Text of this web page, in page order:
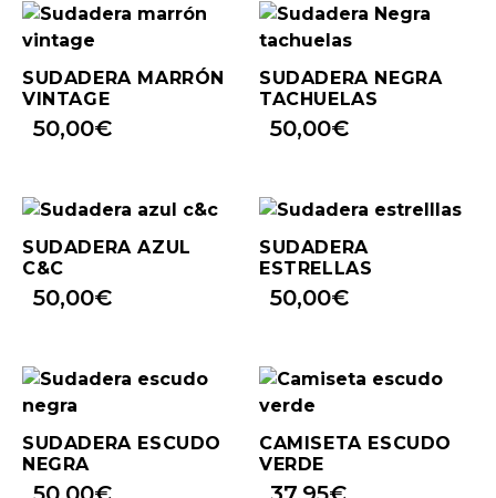
SUDADERA MARRÓN
VINTAGE
50,00€
SUDADERA NEGRA
TACHUELAS
50,00€
SUDADERA AZUL
C&C
50,00€
SUDADERA
ESTRELLAS
50,00€
SUDADERA ESCUDO
NEGRA
CAMISETA ESCUDO
VERDE